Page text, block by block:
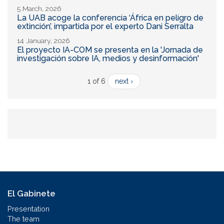
5 March, 2026
La UAB acoge la conferencia ‘África en peligro de
extinción’, impartida por el experto Dani Serralta
14 January, 2026
El proyecto IA-COM se presenta en la 'Jornada de
investigación sobre IA, medios y desinformación'
1 of 6 next ›
El Gabinete
Presentation
The team